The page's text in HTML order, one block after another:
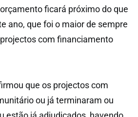
ficará próximo do que
ano, que foi o maior de sempre
com financiamento
que os projectos com
ou já terminaram ou